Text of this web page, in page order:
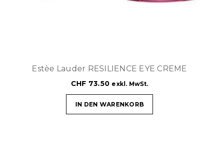
Estèe Lauder RESILIENCE EYE CREME
CHF 73.50 exkl. MwSt.
IN DEN WARENKORB